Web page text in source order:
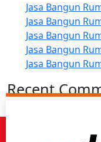
Jasa Bangun
Jasa Bangun
Jasa Bangun
Jasa Bangun
Jasa Bangun
Recent